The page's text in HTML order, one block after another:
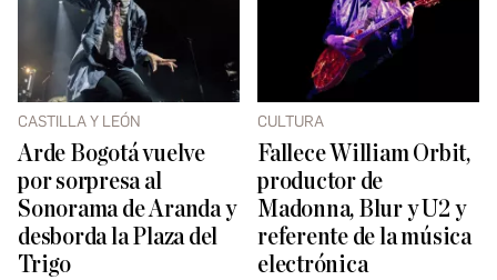
CASTILLA Y LEÓN
Arde Bogotá vuelve
por sorpresa al
Sonorama de Aranda y
desborda la Plaza del
Trigo
CULTURA
Fallece William Orbit,
productor de
Madonna, Blur y U2 y
referente de la música
electrónica